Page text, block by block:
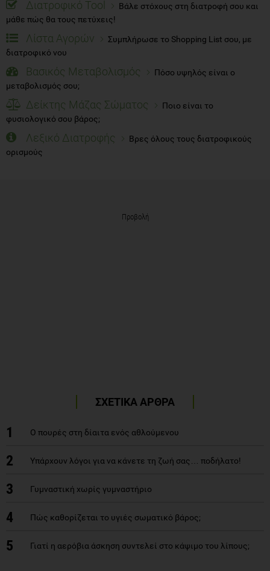
Διατροφικό Tool
Βάλε στόχους στη διατροφή σου και
μάθε πώς θα τους πετύχεις!
Λίστα Αγορών
Συμπλήρωσε το Shopping List σου, με
διατροφικό νου
Βασικός Μεταβολισμός
Πόσο υψηλός είναι ο
μεταβολισμός σου;
Δείκτης Μάζας Σώματος
Ποιο είναι το
φυσιολογικό σου βάρος;
Λεξικό Διατροφής
Βρες όλους τους διατροφικούς
ορισμούς
Προβολή
ΣΧΕΤΙΚΑ ΑΡΘΡΑ
1 Ο πουρές στη δίαιτα ενός αθλούμενου
2 Υπάρχουν λόγοι για να κάνετε τη ζωή σας… ποδήλατο!
3 Γυμναστική χωρίς γυμναστήριο
4 Πώς καθορίζεται το υγιές σωματικό βάρος;
5 Γιατί η αερόβια άσκηση συντελεί στο κάψιμο του λίπους;